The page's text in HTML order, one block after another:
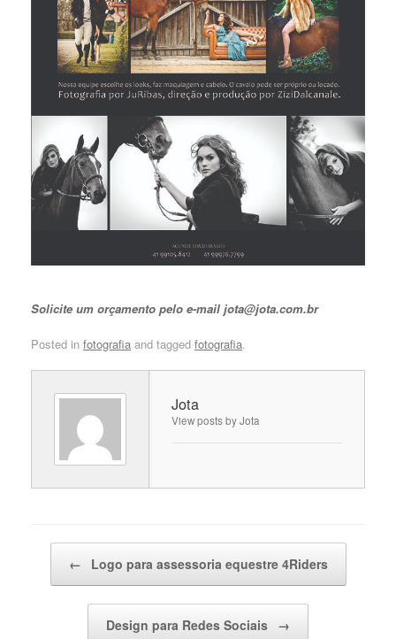
Solicite um orçamento pelo e-mail jota@jota.com.br
Posted in fotografia and tagged fotografia.
Jota
View posts by Jota
← Logo para assessoria equestre 4Riders
Design para Redes Sociais →